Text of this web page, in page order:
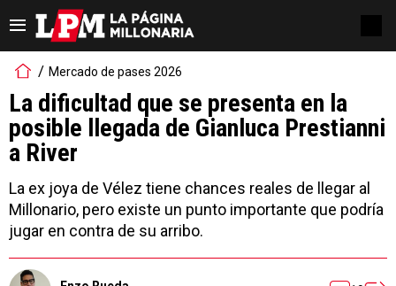
Mercado de pases 2026
La dificultad que se presenta en la
posible llegada de Gianluca Prestianni
a River
La ex joya de Vélez tiene chances reales de llegar al
Millonario, pero existe un punto importante que podría
jugar en contra de su arribo.